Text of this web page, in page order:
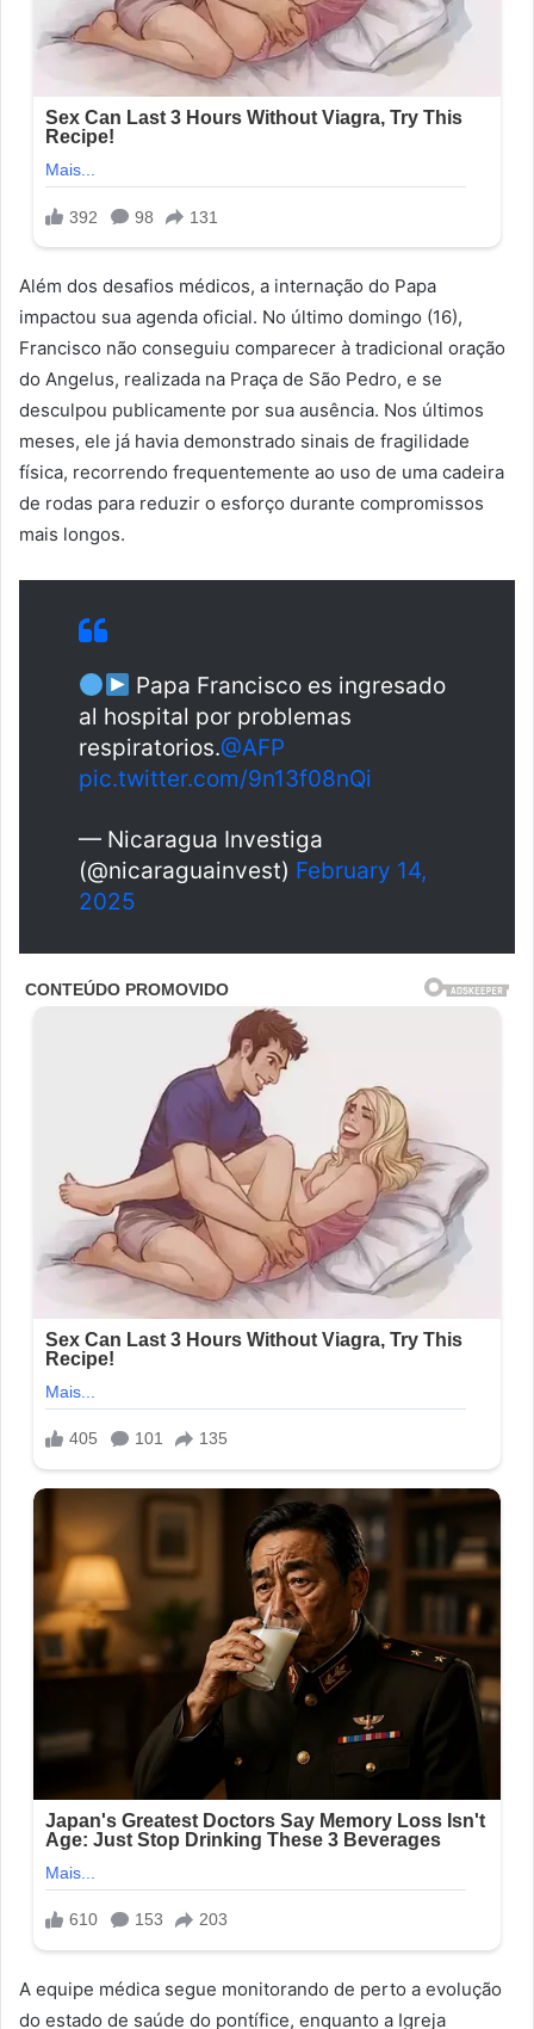
Além dos desafios médicos, a internação do Papa
impactou sua agenda oficial. No último domingo (16),
Francisco não conseguiu comparecer à tradicional oração
do Angelus, realizada na Praça de São Pedro, e se
desculpou publicamente por sua ausência. Nos últimos
meses, ele já havia demonstrado sinais de fragilidade
física, recorrendo frequentemente ao uso de uma cadeira
de rodas para reduzir o esforço durante compromissos
mais longos.
Papa Francisco es ingresado
al hospital por problemas
respiratorios.@AFP
pic.twitter.com/9n13f08nQi
— Nicaragua Investiga
(@nicaraguainvest) February 14,
2025
A equipe médica segue monitorando de perto a evolução
do estado de saúde do pontífice, enquanto a Igreja